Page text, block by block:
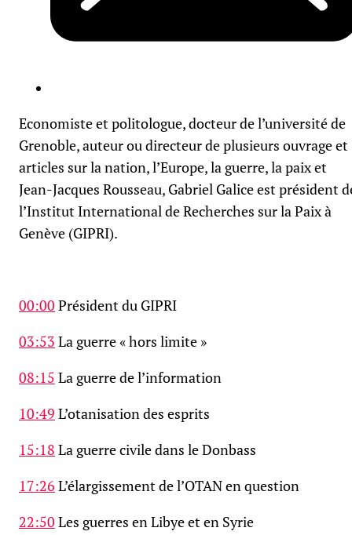
Economiste et politologue, docteur de l’université de
Grenoble, auteur ou directeur de plusieurs ouvrage et
articles sur la nation, l’Europe, la guerre, la paix et
Jean-Jacques Rousseau, Gabriel Galice est président
l’Institut International de Recherches sur la Paix à
Genève (GIPRI).
00:00 Président du GIPRI
03:53 La guerre « hors limite »
08:15 La guerre de l’information
10:49 L’otanisation des esprits
15:18 La guerre civile dans le Donbass
17:26 L’élargissement de l’OTAN en question
22:50 Les guerres en Libye et en Syrie